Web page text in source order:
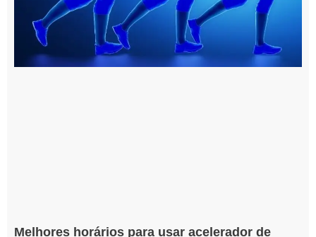
Melhores horários para usar acelerador de